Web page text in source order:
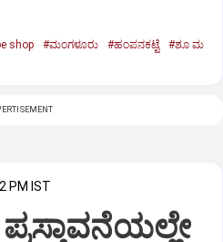
shop #ಮಂಗಳೂರು #ಹಂಪನಕಟ್ಟೆ
#ಶೂ ಮ
PM IST